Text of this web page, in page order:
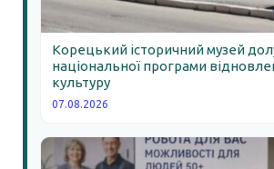
Корецький історичний музей
національної програми
культуру
07.08.2026